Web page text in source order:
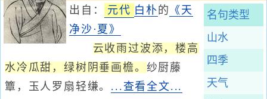
名句类型
山水
四季
天气
出自： 元代 白朴 的 《天
净沙·夏》
云收雨过波添，楼高
水冷瓜甜，绿树阴垂画檐。 纱厨藤
簟，玉人罗扇轻缣。 ...查看全文...